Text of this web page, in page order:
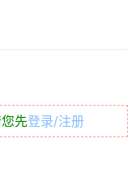
先登录/注册